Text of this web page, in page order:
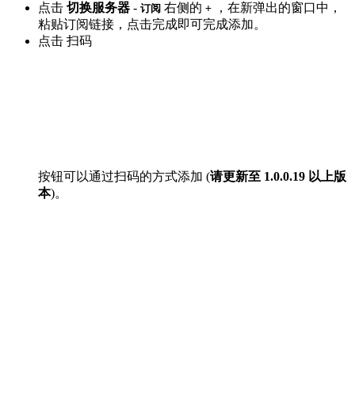
点击 切换服务器 - 订阅 右侧的 + ，在新弹出的窗口中，
粘贴订阅链接，点击完成即可完成添加。
点击 扫码
按钮可以通过扫码的方式添加 (请更新至 1.0.0.19 以上版
本)。